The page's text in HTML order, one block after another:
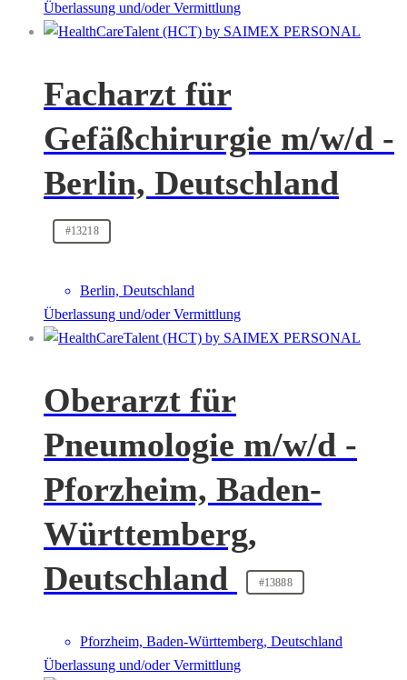
Überlassung und/oder Vermittlung
Facharzt für
Gefäßchirurgie m/w/d -
Berlin, Deutschland
#13218
Berlin, Deutschland
Überlassung und/oder Vermittlung
Oberarzt für
Pneumologie m/w/d -
Pforzheim, Baden-
Württemberg,
Deutschland
#13888
Pforzheim, Baden-Württemberg, Deutschland
Überlassung und/oder Vermittlung